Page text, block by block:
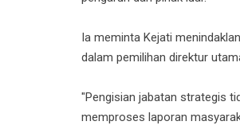
Ia meminta Kejati
dalam pemilihan direktur
"Pengisian jabatan strategis
memproses laporan